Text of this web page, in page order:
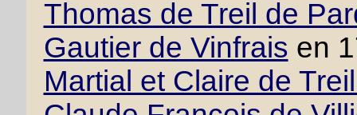
Thomas de Treil de
Gautier de Vinfrais en
Martial et Claire de